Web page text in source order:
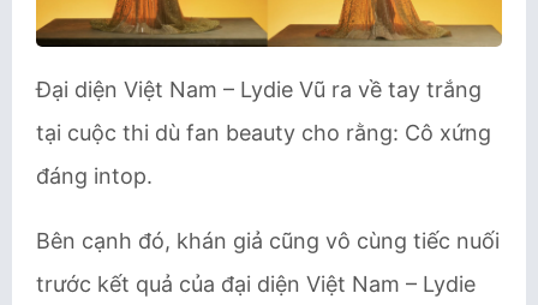
Đại diện Việt Nam – Lydie Vũ ra về tay trắng
tại cuộc thi dù fan beauty cho rằng: Cô xứng
đáng intop.
Bên cạnh đó, khán giả cũng vô cùng tiếc nuối
trước kết quả của đại diện Việt Nam – Lydie